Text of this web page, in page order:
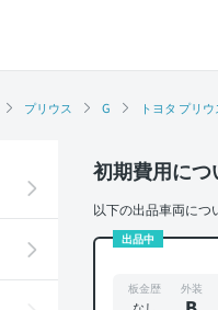
プリウス G トヨタ プリ
初期費用につ
以下の出品車両につ
出品中
板金歴 外装